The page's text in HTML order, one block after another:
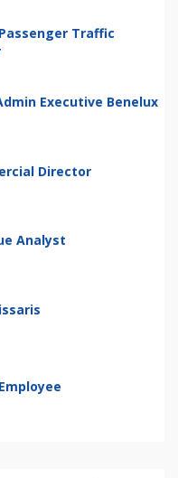
Traffic
Executive Benelux
Director
Analyst